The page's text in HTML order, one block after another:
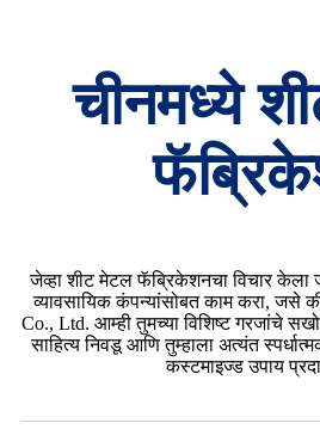
चीनमध्ये
जेव्हा शीट मेटल फॅब्रिकेशनचा विचार केला
व्यावसायिक कंपन्यांसोबत काम करा, जसे
Co., Ltd. आम्ही तुमच्या विशिष्ट गरजांचे
साहित्य निवडू आणि तुम्हाला अत्यंत
कस्टमाइज्ड उपाय